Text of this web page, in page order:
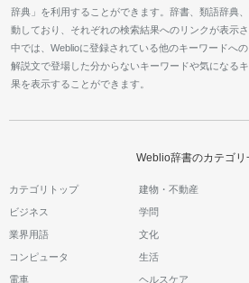
辞典」を利用することができます。辞書、類語辞典
動しており、それぞれの検索結果へのリンクが表示
中では、Weblioに登録されている他のキーワードへ
解説文で登場した分からないキーワードや気になる
果を表示することができます。
Weblio辞書のカテゴリ
カテゴリトップ 建物・不動産
ビジネス 学問
業界用語 文化
コンピュータ 生活
電車 ヘルスケア